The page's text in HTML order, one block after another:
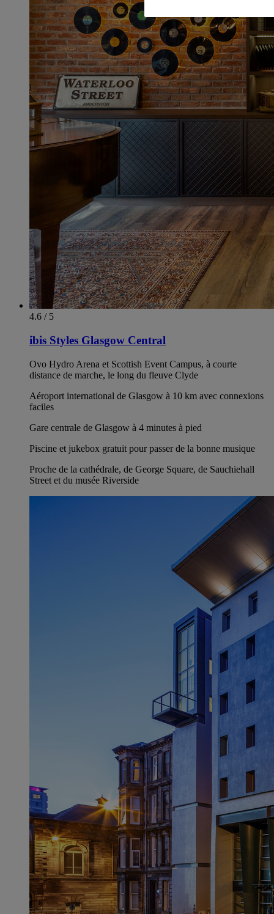
4.6 / 5
ibis Styles Glasgow Central
Ovo Hydro Arena et Scottish Event Campus, à courte
distance de marche, le long du fleuve Clyde
Aéroport international de Glasgow à 10 km avec connexions
faciles
Gare centrale de Glasgow à 4 minutes à pied
Piscine et jukebox gratuit pour passer de la bonne musique
Proche de la cathédrale, de George Square, de Sauchiehall
Street et du musée Riverside